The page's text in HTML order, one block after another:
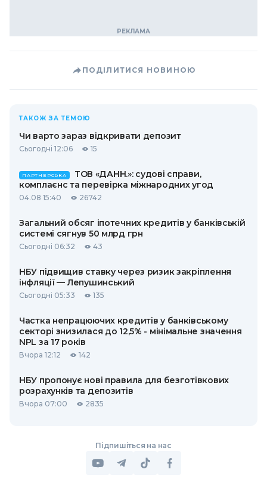
ПОДІЛИТИСЯ НОВИНОЮ
ТАКОЖ ЗА ТЕМОЮ
Чи варто зараз відкривати депозит
Сьогодні 12:06 15
ПАРТНЕРСЬКА
ТОВ «ДАНН.»: судові справи,
комплаєнс та перевірка міжнародних угод
04.08 15:40 26742
Загальний обсяг іпотечних кредитів у банківській
системі сягнув 50 млрд грн
Сьогодні 06:32 43
НБУ підвищив ставку через ризик закріплення
інфляції — Лепушинський
Сьогодні 05:33 135
Частка непрацюючих кредитів у банківському
секторі знизилася до 12,5% - мінімальне значення
NPL за 17 років
Вчора 12:12 142
НБУ пропонує нові правила для безготівкових
розрахунків та депозитів
Вчора 07:00 2835
Підпишіться на нас